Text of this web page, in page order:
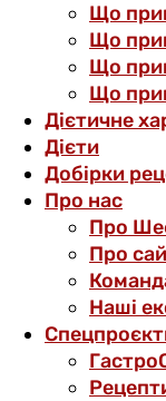
Що
Що
Що
Що
Дієтичне
Дієти
Добірки
Про нас
Про
Про
Наші